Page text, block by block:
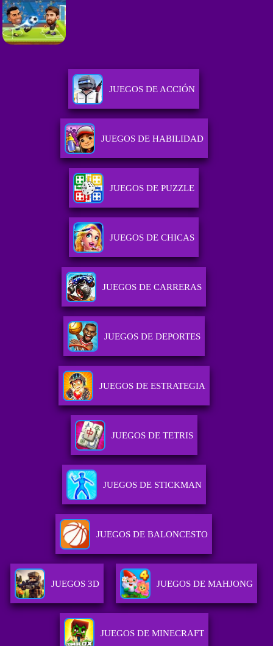
JUEGOS DE ACCIÓN
JUEGOS DE HABILIDAD
JUEGOS DE PUZZLE
JUEGOS DE CHICAS
JUEGOS DE CARRERAS
JUEGOS DE DEPORTES
JUEGOS DE ESTRATEGIA
JUEGOS DE TETRIS
JUEGOS DE STICKMAN
JUEGOS DE BALONCESTO
JUEGOS 3D JUEGOS DE MAHJONG
JUEGOS DE MINECRAFT